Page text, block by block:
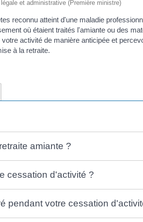
et administrative (Première ministre)
reconnu atteint d'une maladie
où étaient traités l'amiante ou des
activité de manière anticipée et
à la retraite.
amiante ?
cessation d'activité ?
pendant votre cessation